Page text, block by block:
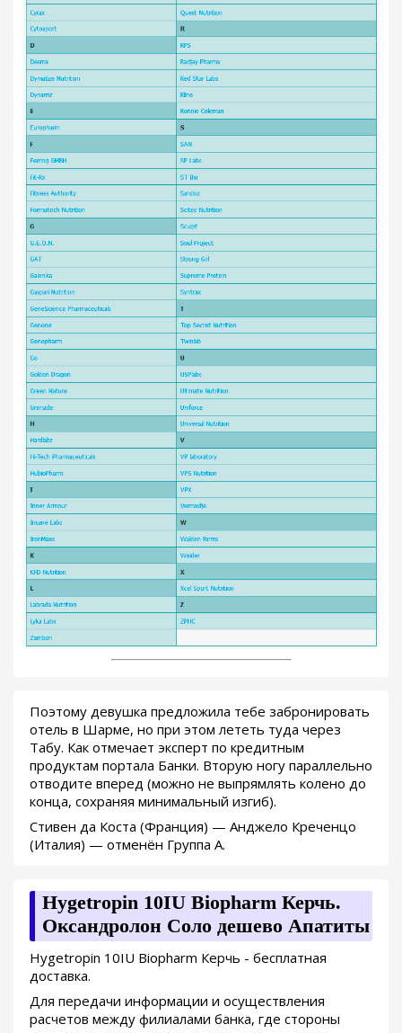
Поэтому девушка предложила тебе забронировать
отель в Шарме, но при этом лететь туда через
Табу. Как отмечает эксперт по кредитным
продуктам портала Банки. Вторую ногу параллельно
отводите вперед (можно не выпрямлять колено до
конца, сохраняя минимальный изгиб).
Стивен да Коста (Франция) — Анджело Креченцо
(Италия) — отменён Группа А.
Hygetropin 10IU Biopharm Керчь.
Оксандролон Соло дешево Апатиты
Hygetropin 10IU Biopharm Керчь - бесплатная
доставка.
Для передачи информации и осуществления
расчетов между филиалами банка, где стороны